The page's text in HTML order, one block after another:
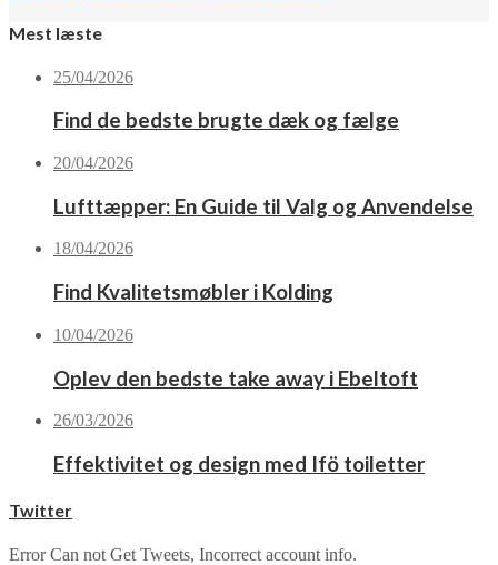
Mest læste
25/04/2026
Find de bedste brugte dæk og fælge
20/04/2026
Lufttæpper: En Guide til Valg og Anvendelse
18/04/2026
Find Kvalitetsmøbler i Kolding
10/04/2026
Oplev den bedste take away i Ebeltoft
26/03/2026
Effektivitet og design med Ifö toiletter
Twitter
Error Can not Get Tweets, Incorrect account info.